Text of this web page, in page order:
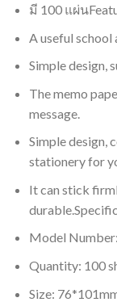
มี 100 แผ่น
A useful school
Simple design,
The memo
message.
Simple design,
stationery for
It can stick
Model
Quantity: 100
Size: